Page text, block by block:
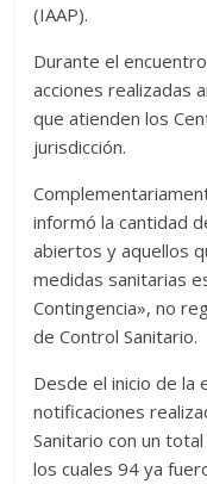
(IAAP).
Durante el
acciones realizadas
que atienden los
jurisdicción.
informó la cantidad
abiertos y aquellos
medidas sanitarias
Contingencia», no
de Control Sanitario.
Desde el inicio de la
notificaciones
Sanitario con un
los cuales 94 ya